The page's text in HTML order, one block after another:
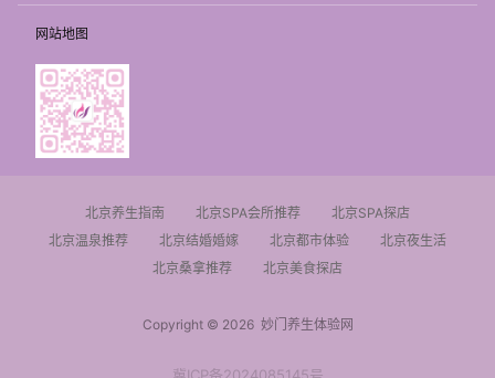
网站地图
北京养生指南 北京SPA会所推荐
北京SPA探店
北京温泉推荐
北京结婚婚嫁 北京都市体验
北京夜生活
北京桑拿推荐
北京美食探店
Copyright © 2026妙门养生体验网